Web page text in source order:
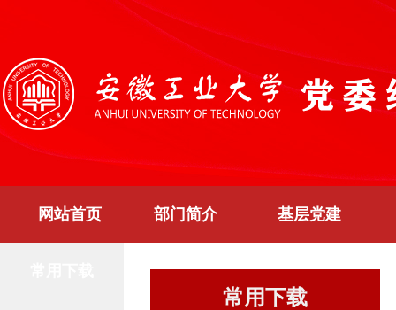
网站首页 部门简介 基层党建
常用下载